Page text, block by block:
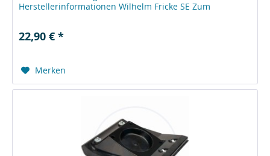
Herstellerinformationen Wilhelm Fricke SE Zum
22,90 € *
Merken